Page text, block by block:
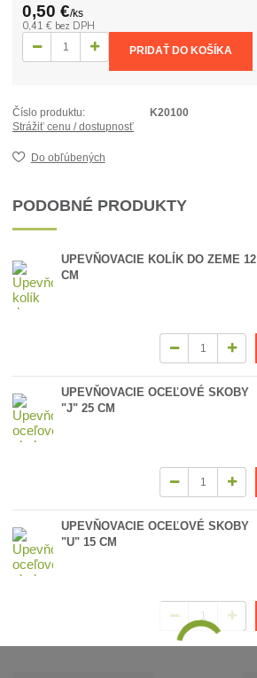
0,50 €/ks
0,41 € bez DPH
PRIDAŤ DO KOŠÍKA
Číslo produktu:
K20100
Strážiť cenu / dostupnosť
Do obľúbených
PODOBNÉ PRODUKTY
UPEVŇOVACIE KOLÍK DO ZEME 12
CM
UPEVŇOVACIE OCEĽOVÉ SKOBY
"J" 25 CM
UPEVŇOVACIE OCEĽOVÉ SKOBY
"U" 15 CM